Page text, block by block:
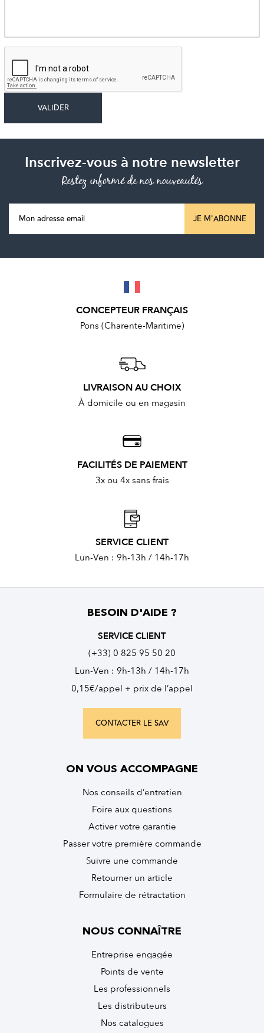
Inscrivez-vous à notre newsletter
Restez informé de nos nouveautés
JE M'ABONNE
CONCEPTEUR FRANÇAIS
Pons (Charente-Maritime)
LIVRAISON AU CHOIX
À domicile ou en magasin
FACILITÉS DE PAIEMENT
3x ou 4x sans frais
SERVICE CLIENT
Lun-Ven : 9h-13h / 14h-17h
BESOIN D'AIDE ?
SERVICE CLIENT
(+33) 0 825 95 50 20
Lun-Ven : 9h-13h / 14h-17h
0,15€/appel + prix de l’appel
CONTACTER LE SAV
ON VOUS ACCOMPAGNE
Nos conseils d’entretien
Foire aux questions
Activer votre garantie
Passer votre première commande
Suivre une commande
Retourner un article
Formulaire de rétractation
NOUS CONNAÎTRE
Entreprise engagée
Points de vente
Les professionnels
Les distributeurs
Nos catalogues